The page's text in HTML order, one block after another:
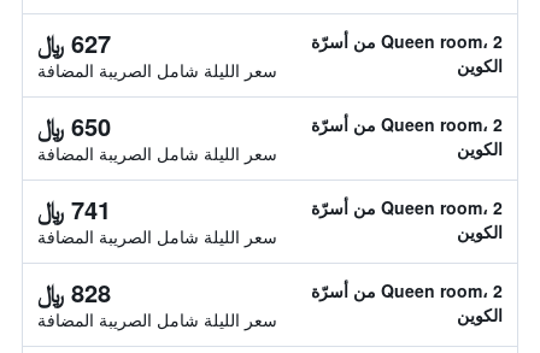
Queen room، 2 من أسرّة
الكوين
627 ﷼
سعر الليلة شامل الصريبة المضافة
Queen room، 2 من أسرّة
الكوين
650 ﷼
سعر الليلة شامل الصريبة المضافة
Queen room، 2 من أسرّة
الكوين
741 ﷼
سعر الليلة شامل الصريبة المضافة
Queen room، 2 من أسرّة
الكوين
828 ﷼
سعر الليلة شامل الصريبة المضافة